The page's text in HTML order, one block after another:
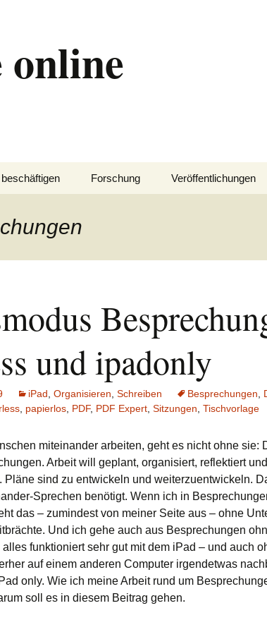
Forschung Veröffentlichungen
und ipadonly
iPad Organisieren Schreiben Besprechungen
papierlos PDF, PDF Expert Sitzungen Tischvorlage
miteinander arbeiten, geht es nicht ohne sie:
Arbeit will geplant, organisiert, reflektiert
Pläne sind zu entwickeln und weiterzuentwickeln.
Sprechen benötigt. Wenn ich in
das – zumindest von meiner Seite aus – ohne
Und ich gehe auch aus Besprechungen
funktioniert sehr gut mit dem iPad – und auch
auf einem anderen Computer irgendetwas
only. Wie ich meine Arbeit rund um
soll es in diesem Beitrag gehen.